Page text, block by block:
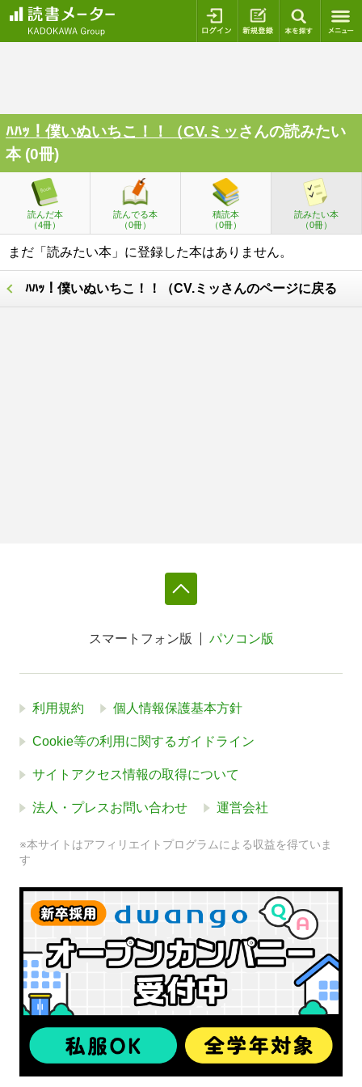
ログイン 新規登録
ﾊﾊｯ！僕いぬいちこ！！（CV.ミッさんの読みたい
本 (0冊)
読んだ本
（4冊）
読んでる本
（0冊）
積読本
（0冊）
読みたい本
（0冊）
まだ「読みたい本」に登録した本はありません。
ﾊﾊｯ！僕いぬいちこ！！（CV.ミッさんのページに戻る
スマートフォン版 パソコン版
利用規約 個人情報保護基本方針
Cookie等の利用に関するガイドライン
サイトアクセス情報の取得について
法人・プレスお問い合わせ 運営会社
※本サイトはアフィリエイトプログラムによる収益を得ていま
す